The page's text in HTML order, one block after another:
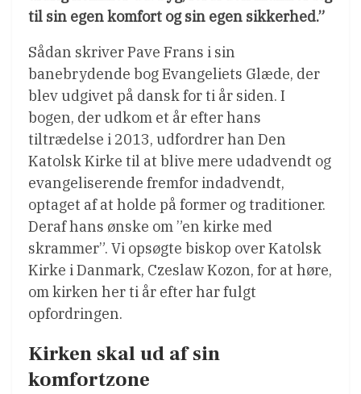
til sin egen komfort og sin egen sikkerhed.”
Sådan skriver Pave Frans i sin
banebrydende bog Evangeliets Glæde, der
blev udgivet på dansk for ti år siden. I
bogen, der udkom et år efter hans
tiltrædelse i 2013, udfordrer han Den
Katolsk Kirke til at blive mere udadvendt og
evangeliserende fremfor indadvendt,
optaget af at holde på former og traditioner.
Deraf hans ønske om ”en kirke med
skrammer”. Vi opsøgte biskop over Katolsk
Kirke i Danmark, Czeslaw Kozon, for at høre,
om kirken her ti år efter har fulgt
opfordringen.
Kirken skal ud af sin
komfortzone